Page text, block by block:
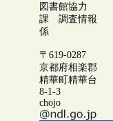
図書館協力
課 調査情報
係
〒619-0287
京都府相楽郡
精華町精華台
8-1-3
chojo